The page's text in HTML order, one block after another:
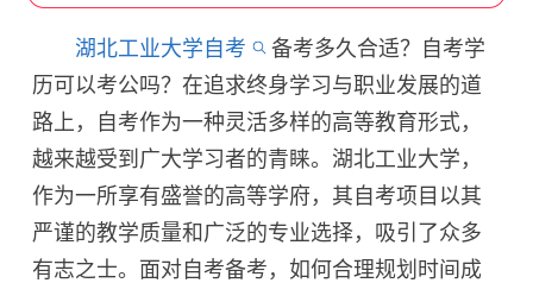
湖北工业大学自考
备考多久合适？自考学
历可以考公吗？在追求终身学习与职业发展的道
路上，自考作为一种灵活多样的高等教育形式，
越来越受到广大学习者的青睐。湖北工业大学，
作为一所享有盛誉的高等学府，其自考项目以其
严谨的教学质量和广泛的专业选择，吸引了众多
有志之士。面对自考备考，如何合理规划时间成